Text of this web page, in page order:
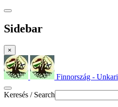
Sidebar
×
Finnország - Unkari
Keresés / Search